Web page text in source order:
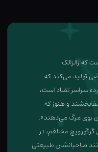
که زالزالک
تولید می‌کند که
سراسر تضاد است،
و هنوز که
بوی مرگ می‌دهند».
مخالفم، در
صاحبانشان طبیعتی